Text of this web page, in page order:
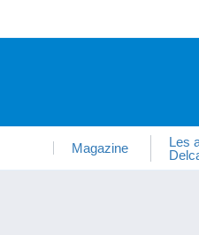
Magazine
Les